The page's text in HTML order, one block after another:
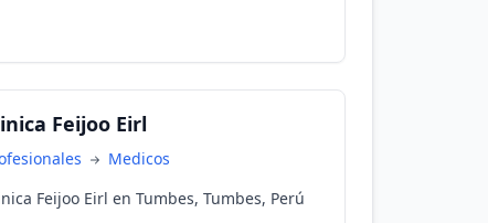
Feijoo Eirl
Medicos
Feijoo Eirl en Tumbes, Tumbes, Perú